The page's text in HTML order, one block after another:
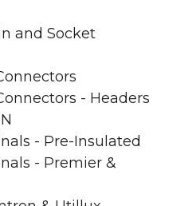
and Socket
- Headers
- Pre-Insulated
- Premier &